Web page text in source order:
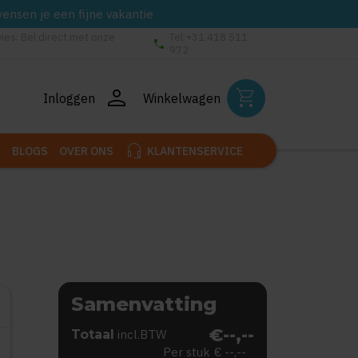
je een fijne vakantie
phone
Inloggen person Winkelwagen shopping_cart
BLOGS OVER ONS headset_mic KLANTENSERVICE
Samenvatting
Totaal incl.BTW €--,--
Per stuk € --,--